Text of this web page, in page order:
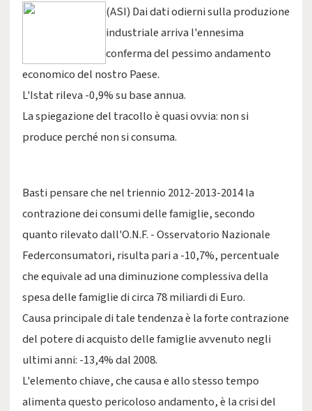
(ASI) Dai dati odierni sulla produzione
industriale arriva l'ennesima
conferma del pessimo andamento
economico del nostro Paese.
L'Istat rileva -0,9% su base annua.
La spiegazione del tracollo è quasi ovvia: non si
produce perché non si consuma.
Basti pensare che nel triennio 2012-2013-2014 la
contrazione dei consumi delle famiglie, secondo
quanto rilevato dall'O.N.F. - Osservatorio Nazionale
Federconsumatori, risulta pari a -10,7%, percentuale
che equivale ad una diminuzione complessiva della
spesa delle famiglie di circa 78 miliardi di Euro.
Causa principale di tale tendenza è la forte contrazione
del potere di acquisto delle famiglie avvenuto negli
ultimi anni: -13,4% dal 2008.
L'elemento chiave, che causa e allo stesso tempo
alimenta questo pericoloso andamento, è la crisi del